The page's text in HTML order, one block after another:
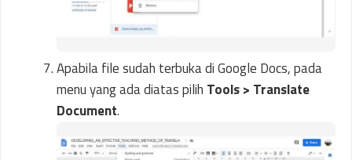
Apabila file sudah terbuka di Google Docs, pada
menu yang ada diatas pilih Tools > Translate
Document.